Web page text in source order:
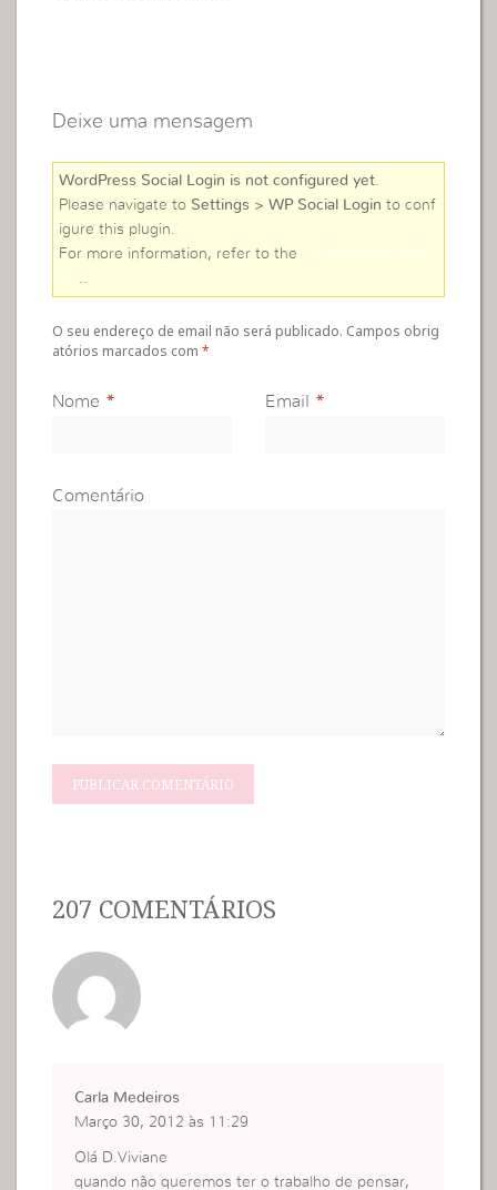
Deixe uma mensagem
WordPress Social Login is not configured yet.
Please navigate to Settings > WP Social Login to conf
igure this plugin.
For more information, refer to the
online user guid
e
..
O seu endereço de email não será publicado. Campos obrig
atórios marcados com*
Nome * Email *
Comentário
207 COMENTÁRIOS
Carla Medeiros
Março 30, 2012 às 11:29
Olá D.Viviane
quando não queremos ter o trabalho de pensar,